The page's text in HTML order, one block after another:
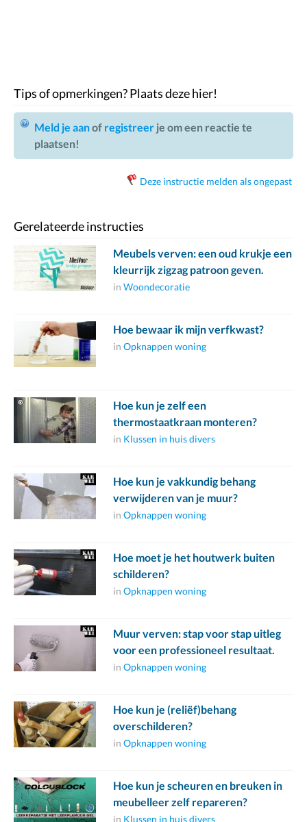
Tips of opmerkingen? Plaats deze hier!
Meld je aanof registreer je om een reactie te
plaatsen!
Deze instructie melden als ongepast
Gerelateerde instructies
Meubels verven: een oud krukje een
kleurrijk zigzag patroon geven.
in Woondecoratie
Hoe bewaar ik mijn verfkwast?
in Opknappen woning
Hoe kun je zelf een
thermostaatkraan monteren?
in Klussen in huis divers
Hoe kun je vakkundig behang
verwijderen van je muur?
in Opknappen woning
Hoe moet je het houtwerk buiten
schilderen?
in Opknappen woning
Muur verven: stap voor stap uitleg
voor een professioneel resultaat.
in Opknappen woning
Hoe kun je (reliëf)behang
overschilderen?
in Opknappen woning
Hoe kun je scheuren en breuken in
meubelleer zelf repareren?
in Klussen in huis divers